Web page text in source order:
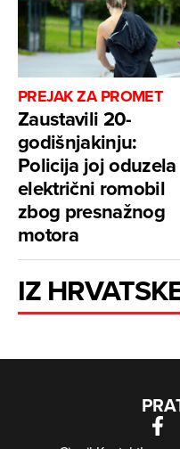
PREJAK ZA PROMET
Zaustavili 20-
godišnjakinju:
Policija joj oduzela
električni romobil
zbog presnažnog
motora
IZ